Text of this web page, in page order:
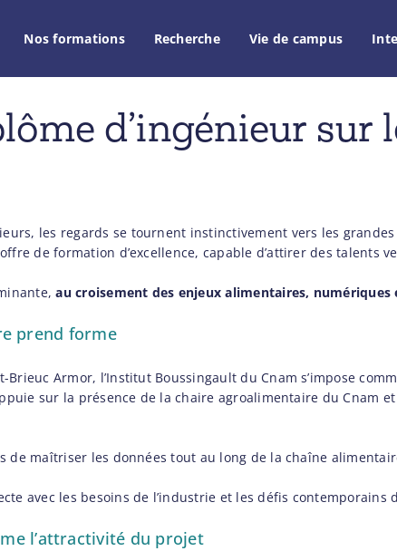
Nos formations Recherche Vie de campus
d’ingénieur sur
les regards se tournent instinctivement vers les
de formation d’excellence, capable d’attirer des talents
au croisement des enjeux alimentaires,
prend forme
Armor, l’Institut Boussingault du Cnam s’impose
sur la présence de la chaire agroalimentaire du Cnam
de maîtriser les données tout au long de la chaîne
avec les besoins de l’industrie et les défis contemporains
l’attractivité du projet